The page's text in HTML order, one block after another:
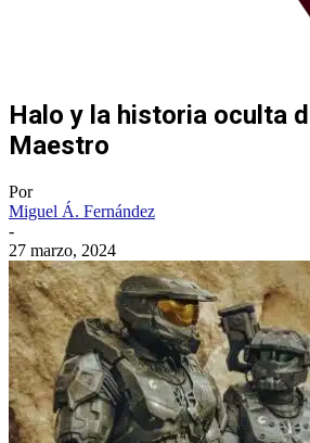
Halo y la historia oculta
Maestro
Por
Miguel Á. Fernández
-
27 marzo, 2024